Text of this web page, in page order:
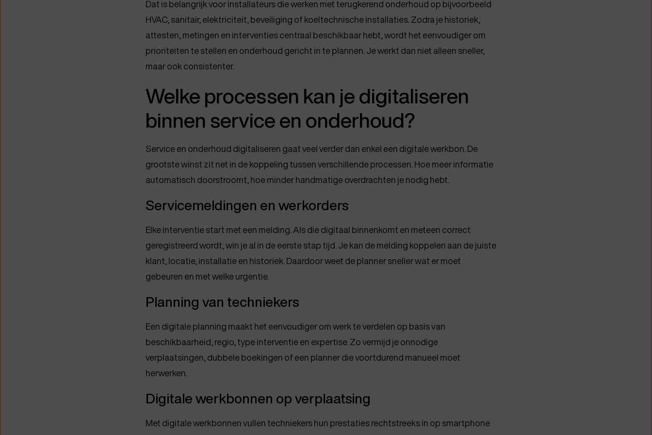
Dat is belangrijk voor installateurs die werken met terugkerend onderhoud op bijvoorbeeld
HVAC, sanitair, elektriciteit, beveiliging of koeltechnische installaties. Zodra je historiek,
attesten, metingen en interventies centraal beschikbaar hebt, wordt het eenvoudiger om
prioriteiten te stellen en onderhoud gericht in te plannen. Je werkt dan niet alleen sneller,
maar ook consistenter.
Welke processen kan je digitaliseren
binnen service en onderhoud?
Service en onderhoud digitaliseren gaat veel verder dan enkel een digitale werkbon. De
grootste winst zit net in de koppeling tussen verschillende processen. Hoe meer informatie
automatisch doorstroomt, hoe minder handmatige overdrachten je nodig hebt.
Servicemeldingen en werkorders
Elke interventie start met een melding. Als die digitaal binnenkomt en meteen correct
geregistreerd wordt, win je al in de eerste stap tijd. Je kan de melding koppelen aan de juiste
klant, locatie, installatie en historiek. Daardoor weet de planner sneller wat er moet
gebeuren en met welke urgentie.
Planning van techniekers
Een digitale planning maakt het eenvoudiger om werk te verdelen op basis van
beschikbaarheid, regio, type interventie en expertise. Zo vermijd je onnodige
verplaatsingen, dubbele boekingen of een planner die voortdurend manueel moet
herwerken.
Digitale werkbonnen op verplaatsing
Met digitale werkbonnen vullen techniekers hun prestaties rechtstreeks in op smartphone